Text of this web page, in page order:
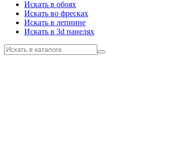
Искать в обоях
Искать во фресках
Искать в лепнине
Искать в 3d панелях